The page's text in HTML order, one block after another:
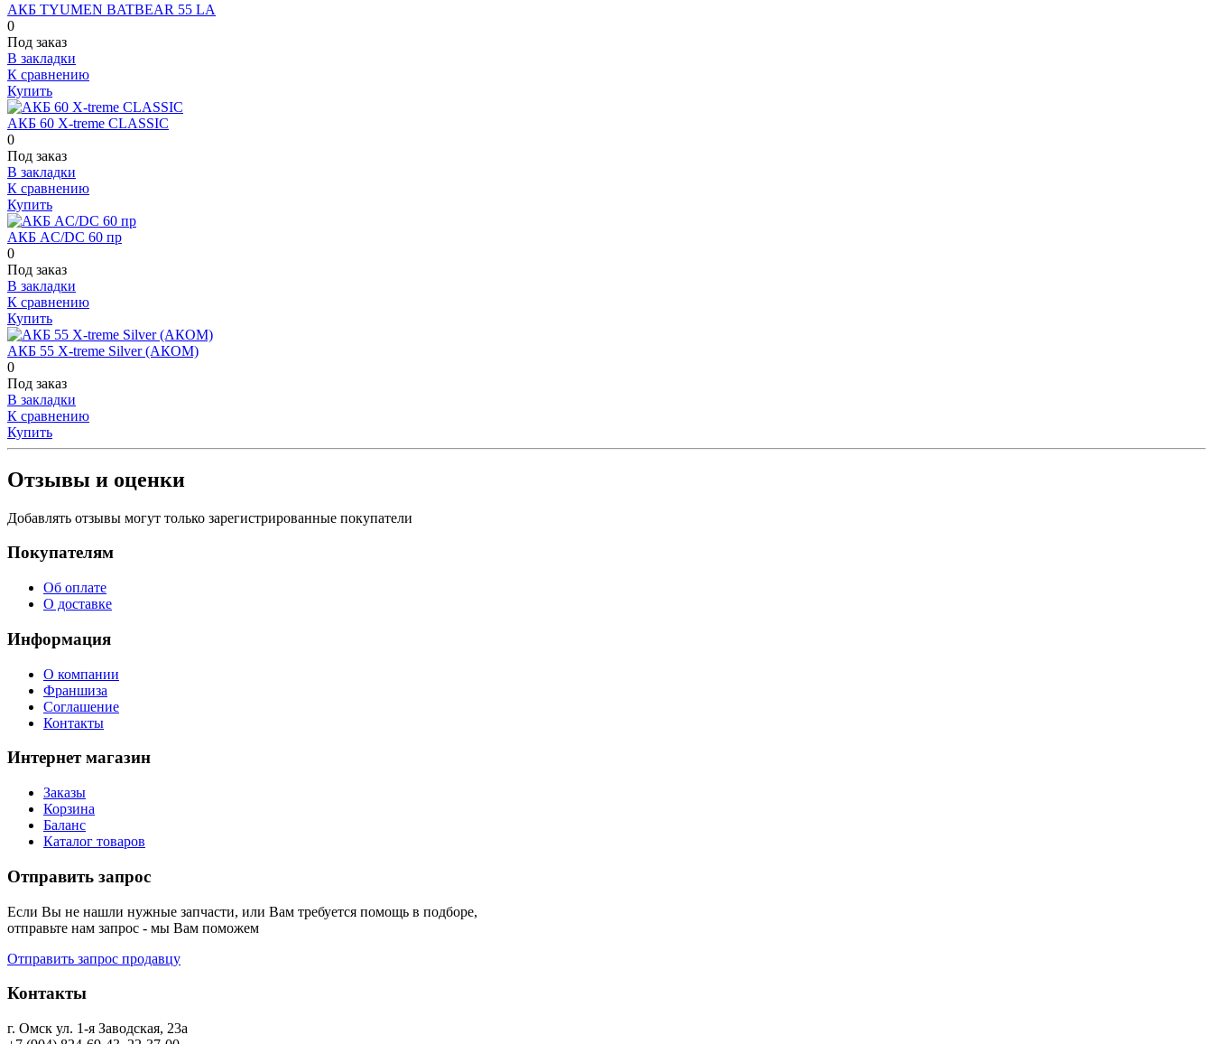
АКБ TYUMEN BATBEAR 55 LA
0
Под заказ
В закладки
К сравнению
Купить
АКБ 60 X-treme CLASSIC
0
Под заказ
В закладки
К сравнению
Купить
АКБ AC/DC 60 пр
0
Под заказ
В закладки
К сравнению
Купить
АКБ 55 X-treme Silver (АКОМ)
0
Под заказ
В закладки
К сравнению
Купить
Отзывы и оценки
Добавлять отзывы могут только зарегистрированные покупатели
Покупателям
Об оплате
О доставке
Информация
О компании
Франшиза
Соглашение
Контакты
Интернет магазин
Заказы
Корзина
Баланс
Каталог товаров
Отправить запрос
Если Вы не нашли нужные запчасти, или Вам требуется помощь в подборе,
отправьте нам запрос - мы Вам поможем
Отправить запрос продавцу
Контакты
г. Омск ул. 1-я Заводская, 23а